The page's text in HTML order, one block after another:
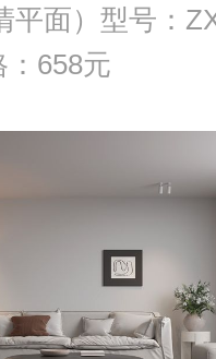
平面）型号：
：658元